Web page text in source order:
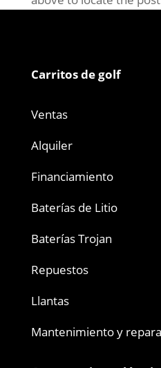
Carritos de golf
Ventas
Alquiler
Financiamiento
Baterías de Litio
Baterías Trojan
Repuestos
Llantas
Mantenimiento y